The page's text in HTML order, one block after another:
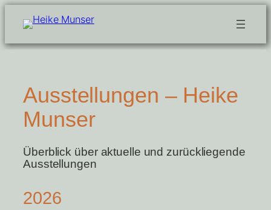
Inhalt
Ausstellungen – Heike
Munser
Überblick über aktuelle und zurückliegende
Ausstellungen
2026